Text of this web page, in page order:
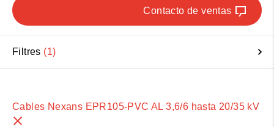
Contacto de ventas
Filtres 1
Cables Nexans EPR105-PVC AL 3,6/6 hasta 20/35 kV